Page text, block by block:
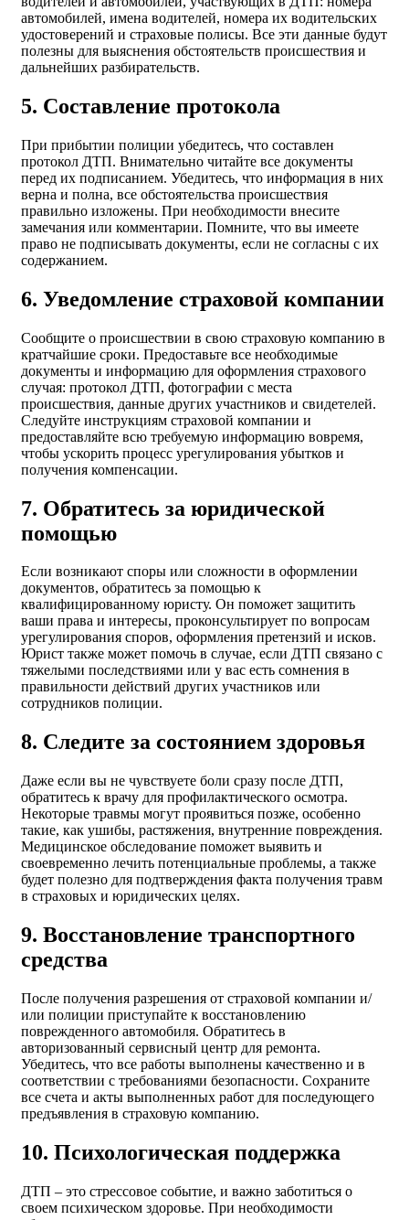
автомобилей, имена водителей, номера их водительских
удостоверений и страховые полисы. Все эти данные будут
полезны для выяснения обстоятельств происшествия и
дальнейших разбирательств.
5. Составление протокола
При прибытии полиции убедитесь, что составлен
протокол ДТП. Внимательно читайте все документы
перед их подписанием. Убедитесь, что информация в них
верна и полна, все обстоятельства происшествия
правильно изложены. При необходимости внесите
замечания или комментарии. Помните, что вы имеете
право не подписывать документы, если не согласны с их
содержанием.
6. Уведомление страховой компании
Сообщите о происшествии в свою страховую компанию в
кратчайшие сроки. Предоставьте все необходимые
документы и информацию для оформления страхового
случая: протокол ДТП, фотографии с места
происшествия, данные других участников и свидетелей.
Следуйте инструкциям страховой компании и
предоставляйте всю требуемую информацию вовремя,
чтобы ускорить процесс урегулирования убытков и
получения компенсации.
7. Обратитесь за юридической
помощью
Если возникают споры или сложности в оформлении
документов, обратитесь за помощью к
квалифицированному юристу. Он поможет защитить
ваши права и интересы, проконсультирует по вопросам
урегулирования споров, оформления претензий и исков.
Юрист также может помочь в случае, если ДТП связано с
тяжелыми последствиями или у вас есть сомнения в
правильности действий других участников или
сотрудников полиции.
8. Следите за состоянием здоровья
Даже если вы не чувствуете боли сразу после ДТП,
обратитесь к врачу для профилактического осмотра.
Некоторые травмы могут проявиться позже, особенно
такие, как ушибы, растяжения, внутренние повреждения.
Медицинское обследование поможет выявить и
своевременно лечить потенциальные проблемы, а также
будет полезно для подтверждения факта получения травм
в страховых и юридических целях.
9. Восстановление транспортного
средства
После получения разрешения от страховой компании и/
или полиции приступайте к восстановлению
поврежденного автомобиля. Обратитесь в
авторизованный сервисный центр для ремонта.
Убедитесь, что все работы выполнены качественно и в
соответствии с требованиями безопасности. Сохраните
все счета и акты выполненных работ для последующего
предъявления в страховую компанию.
10. Психологическая поддержка
ДТП – это стрессовое событие, и важно заботиться о
своем психическом здоровье. При необходимости